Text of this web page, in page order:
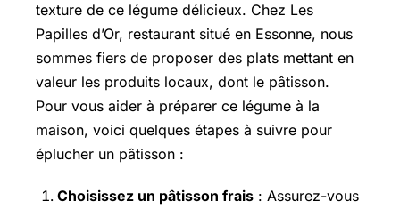
texture de ce légume délicieux. Chez Les
Papilles d’Or, restaurant situé en Essonne, nous
sommes fiers de proposer des plats mettant en
valeur les produits locaux, dont le pâtisson.
Pour vous aider à préparer ce légume à la
maison, voici quelques étapes à suivre pour
éplucher un pâtisson :
Choisissez un pâtisson frais : Assurez-vous